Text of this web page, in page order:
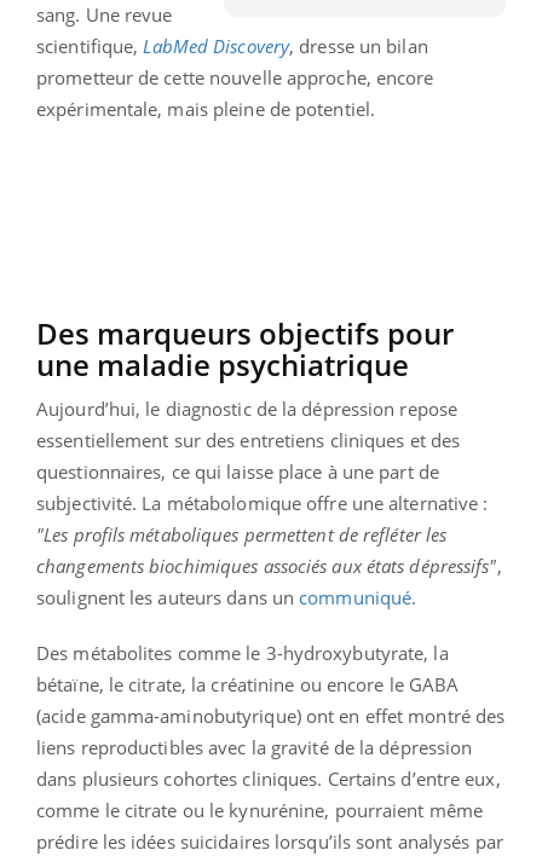
sang. Une revue
scientifique,LabMed Discovery, dresse un bilan
prometteur de cette nouvelle approche, encore
expérimentale, mais pleine de potentiel.
Des marqueurs objectifs pour
une maladie psychiatrique
Aujourd’hui, le diagnostic de la dépression repose
essentiellement sur des entretiens cliniques et des
questionnaires, ce qui laisse place à une part de
subjectivité. La métabolomique offre une alternative :
"Les profils métaboliques permettent de refléter les
changements biochimiques associés aux états dépressifs",
soulignent les auteurs dans un communiqué.
Des métabolites comme le 3-hydroxybutyrate, la
bétaïne, le citrate, la créatinine ou encore le GABA
(acide gamma-aminobutyrique) ont en effet montré des
liens reproductibles avec la gravité de la dépression
dans plusieurs cohortes cliniques. Certains d’entre eux,
comme le citrate ou le kynurénine, pourraient même
prédire les idées suicidaires lorsqu’ils sont analysés par